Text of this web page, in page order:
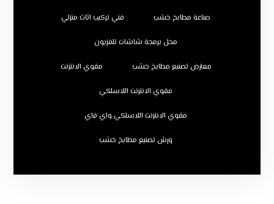
صناعة مطابخ خشب فني تركيب اثاث منزلي
محل برمجة شاشات تلفزيون
معارض تصنيع مطابخ خشب مقوي الانترنت
مقوي الانترنت اللاسلكي
مقوي الانترنت اللاسلكي واي فاي
ورش تصنيع مطابخ خشب